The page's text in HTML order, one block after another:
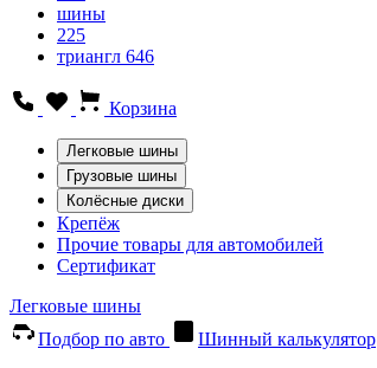
шины
225
триангл 646
Корзина
Легковые шины
Грузовые шины
Колёсные диски
Крепёж
Прочие товары для автомобилей
Сертификат
Легковые шины
Подбор по авто
Шинный калькулятор